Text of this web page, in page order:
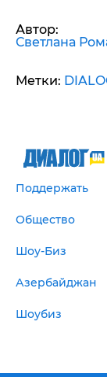
Автор:
Светлана
Метки:
Поддержать
Общество
Шоу-Биз
Азербайджан
Шоубиз